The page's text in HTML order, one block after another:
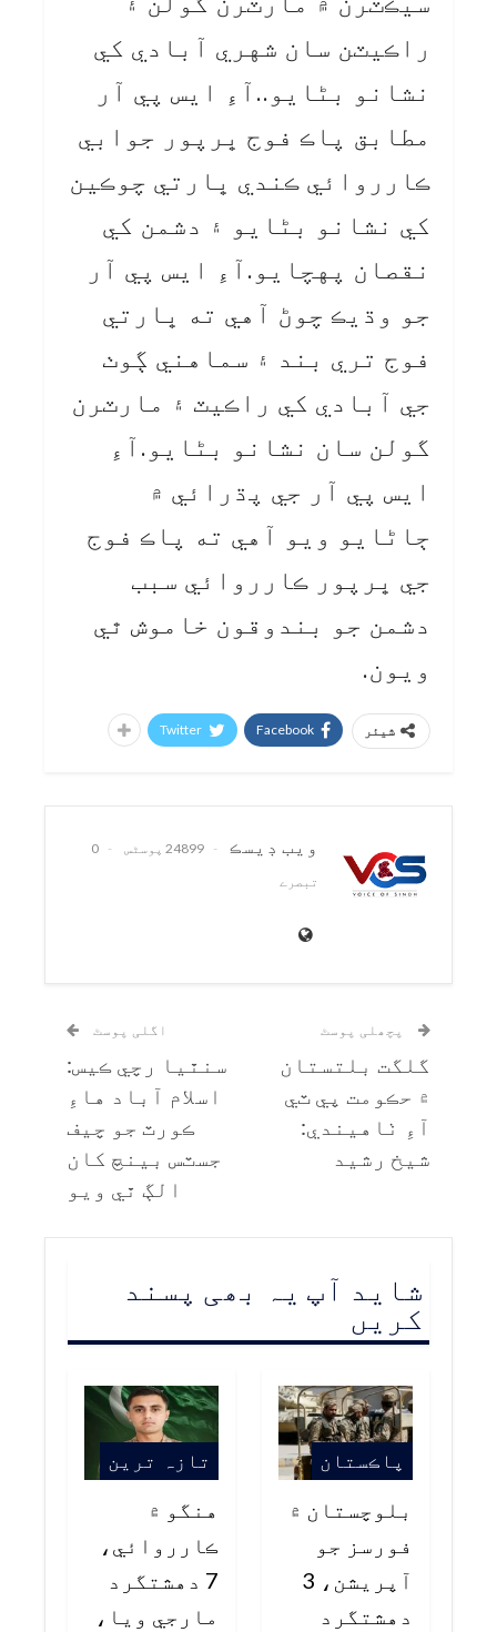
راڪيٽن سان شهري آبادي کي
نشانو بڻايو..آءِ ايس پي آر
مطابق پاڪ فوج ڀرپور جوابي
ڪارروائي ڪندي ڀارتي چوڪين
کي نشانو بڻايو ۽ دشمن کي
نقصان پهچايو.آءِ ايس پي آر
جو وڌيڪ چوڻ آهي ته ڀارتي
فوج تري بند ۽ سماهني ڳوٺ
جي آبادي کي راڪيٽ ۽ مارٽرن
گولن سان نشانو بڻايو.آءِ
ايس پي آر جي پڌرائي ۾
ڄاڻايو ويو آهي ته پاڪ فوج
جي ڀرپور ڪارروائي سبب
دشمن جو بندوقون خاموش ٿي
ويون.
شیئر Facebook
Twitter
ويب ڊيسڪ 24899 پوسٹس
0
تبصرے
پچھلی پوسٹ
گلگت بلتستان
۾ حڪومت پي ٽي
آءِ ٺاهيندي:
شيخ رشيد
اگلی پوسٹ
سنٿيا رچي ڪيس:
اسلام آباد هاءِ
ڪورٽ جو چيف
جسٽس بينچ کان
الڳ ٿي ويو
شاید آپ یہ بھی پسند
کریں
پاڪستان
بلوچستان ۾
فورسز جو
آپريشن، 3
دهشتگرد
تازہ ترین
هنگو ۾
ڪارروائي،
7 دهشتگرد
مارجي ويا،